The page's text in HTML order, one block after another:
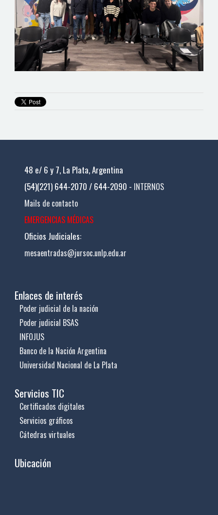
48 e/ 6 y 7, La Plata, Argentina
(54)(221) 644-2070 / 644-2090 - INTERNOS
Mails de contacto
EMERGENCIAS MÉDICAS
Oficios Judiciales:
mesaentradas@jursoc.unlp.edu.ar
Enlaces de interés
Poder judicial de la nación
Poder judicial BSAS
INFOJUS
Banco de la Nación Argentina
Universidad Nacional de La Plata
Servicios TIC
Certificados digitales
Servicios gráficos
Cátedras virtuales
Ubicación